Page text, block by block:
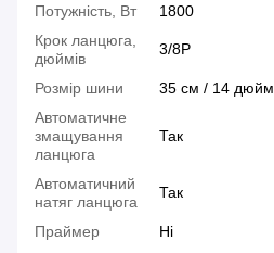
Потужність, Вт
1800
Крок ланцюга,
дюймів
3/8P
Розмір шини
35 см / 14 дюйм
Автоматичне
змащування
ланцюга
Так
Автоматичний
натяг ланцюга
Так
Праймер
Ні